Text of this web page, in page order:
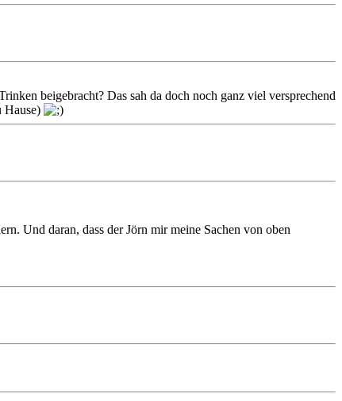
beigebracht? Das sah da doch noch ganz viel versprechend
Hause)
Und daran, dass der Jörn mir meine Sachen von oben